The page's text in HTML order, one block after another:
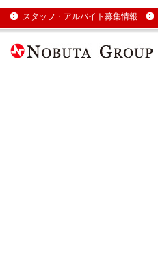
スタッフ・アルバイト募集情報